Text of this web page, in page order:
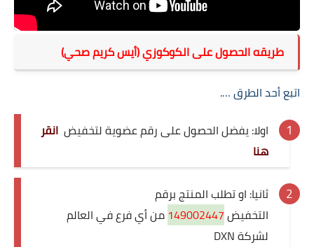
طريقه الحصول على الكوكوزي (أيس كريم صحي)
اتبع أحد الطرق ….
اولا: يفضل الحصول على رقم عضوية لتخفيض انقر
هنا
ثانيا: او تطلب المنتج برقم
التخفيض149002447 من أي فرع في العالم
لشركة DXN